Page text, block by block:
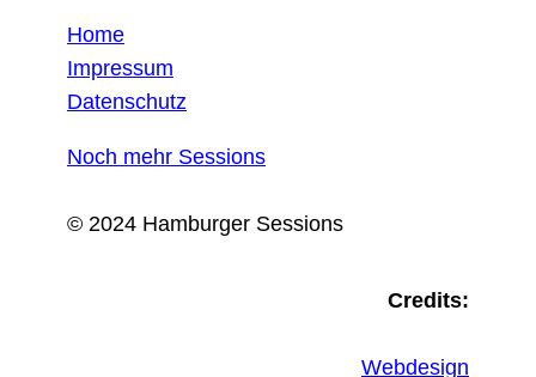
Home
Impressum
Datenschutz
Noch mehr Sessions
© 2024 Hamburger Sessions
Credits:
Webdesign